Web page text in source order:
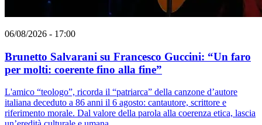
06/08/2026 - 17:00
Brunetto Salvarani su Francesco Guccini: “Un faro
per molti: coerente fino alla fine”
L'amico “teologo”, ricorda il “patriarca” della canzone d’autore
italiana deceduto a 86 anni il 6 agosto: cantautore, scrittore e
riferimento morale. Dal valore della parola alla coerenza etica, lascia